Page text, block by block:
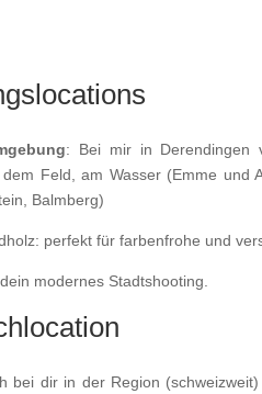
: Bei mir in Derendingen
Feld, am Wasser (Emme und
Balmberg)
perfekt für farbenfrohe und
modernes Stadtshooting.
bei dir in der Region (schweizweit)